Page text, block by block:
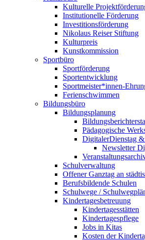
Kulturelle
Institutionelle Förderung
Investitionsförderung
Nikolaus Reiser Stiftung
Kulturpreis
Kunstkommission
Sportbüro
Sportförderung
Sportentwicklung
Sportmeister*innen-
Ferienschwimmen
Bildungsbüro
Bildungsplanung
Pädagogische
DigitalerDienstag
Newsletter
Schulverwaltung
Offener Ganztag an
Berufsbildende Schulen
Schulwege /
Kindertagesbetreuung
Kindertagesstätten
Kindertagespflege
Jobs in Kitas
Kosten der